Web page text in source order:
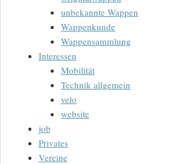
unbekannte Wappen
Wappenkunde
Wappensammlung
Interessen
Mobilität
Technik allgemein
velo
website
job
Privates
Vereine